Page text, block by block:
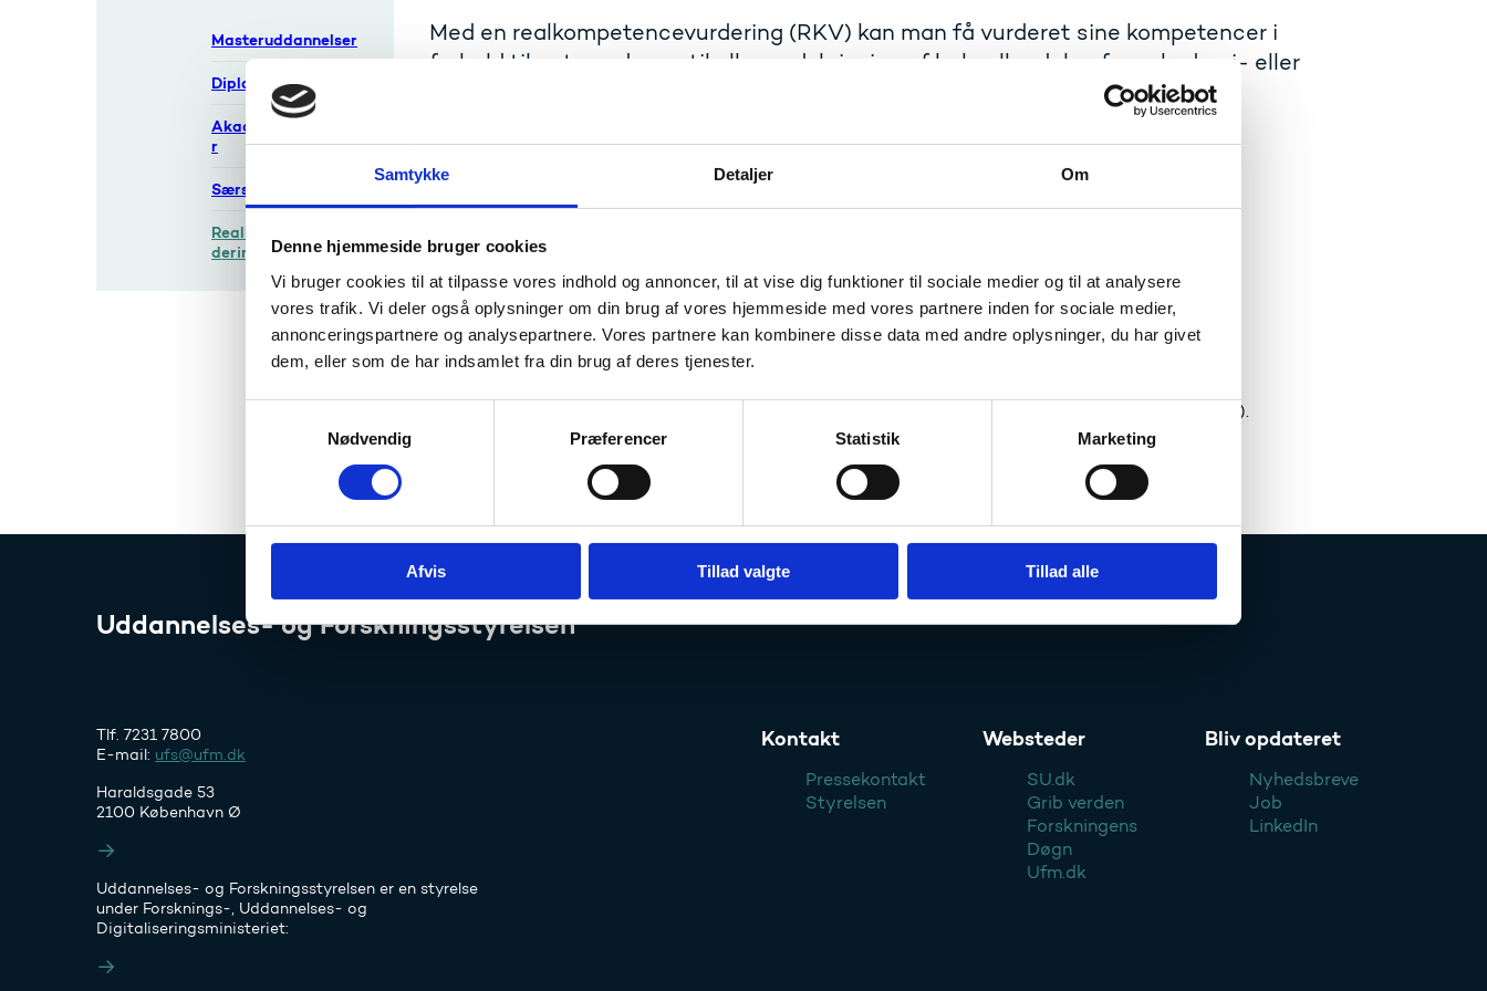
Samtykke Detaljer Om
Denne hjemmeside bruger cookies
Vi bruger cookies til at tilpasse vores indhold og annoncer, til at vise dig funktioner til sociale medier og til at analysere
vores trafik. Vi deler også oplysninger om din brug af vores hjemmeside med vores partnere inden for sociale medier,
annonceringspartnere og analysepartnere. Vores partnere kan kombinere disse data med andre oplysninger, du har givet
dem, eller som de har indsamlet fra din brug af deres tjenester.
v
Nødvendig Præferencer Statistik Marketing
Afvis Tillad valgte Tillad alle
Masteruddannelser
Diplomuddannelser
Akademiuddannelse
r
Særskilte moduler
Realkompetencevur
dering (RKV)
Med en realkompetencevurdering (RKV) kan man få vurderet sine kompetencer i
forhold til enten adgang til eller godskrivning af hele eller dele af en akademi- eller
En RKV vurderer det, man allerede kan i forhold til indholdet på en konkret en akademi- eller
diplomuddannelse.
Man kan bruge en RKV til at få anerkendt og dokumenteret dine kompetencer og fx:
Blive optaget, selvom man ikke opfylder de formelle adgangskrav
Få vurderet, om ens uddannelse kan blive forkortet på baggrund af det, man allerede kan
Få papir på det, man kan.
Læs mere om RKV på uddannelsesguiden(ug.dk)
Læs om reglerne for RKV i RKV-bekendtgørelsen
UFM offentliggør årligt RKV-aktiviteten på erhvervsakademier og professionshøjskoler (fra 2025).
Uddannelses- og Forskningsstyrelsen
Tlf. 7231 7800
E-mail: ufs@ufm.dk
Haraldsgade 53
2100 København Ø
Uddannelses- og Forskningsstyrelsen er en styrelse
under Forsknings-, Uddannelses- og
Digitaliseringsministeriet:
Kontakt
Pressekontakt
Styrelsen
Websteder
SU.dk
Grib verden
Forskningens
Døgn
Ufm.dk
Bliv opdateret
Nyhedsbreve
Job
LinkedIn